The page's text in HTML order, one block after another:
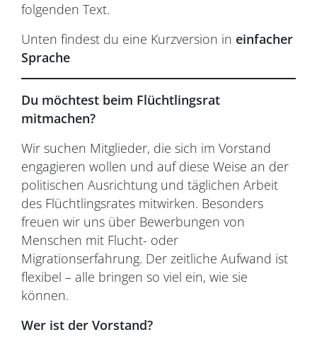
folgenden Text.
Unten findest du eine Kurzversion in einfacher
Sprache
Du möchtest beim Flüchtlingsrat
mitmachen?
Wir suchen Mitglieder, die sich im Vorstand
engagieren wollen und auf diese Weise an der
politischen Ausrichtung und täglichen Arbeit
des Flüchtlingsrates mitwirken. Besonders
freuen wir uns über Bewerbungen von
Menschen mit Flucht- oder
Migrationserfahrung. Der zeitliche Aufwand ist
flexibel – alle bringen so viel ein, wie sie
können.
Wer ist der Vorstand?